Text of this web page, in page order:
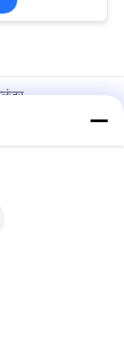
29515
2P025-06